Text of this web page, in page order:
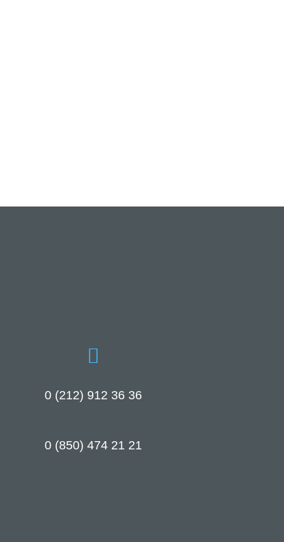
0 (212) 912 36 36
0 (850) 474 21 21